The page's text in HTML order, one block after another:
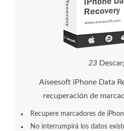
23
Aiseesoft iPhone Data
recuperación de
Recupere marcadores de
No interrumpirá los datos